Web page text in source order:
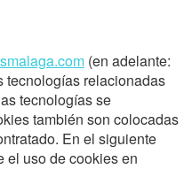
(en adelante:
tecnologías relacionadas
tecnologías se
también son colocadas
En el siguiente
el uso de cookies en